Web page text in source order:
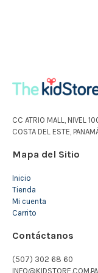
CC ATRIO MALL, NIVEL
COSTA DEL ESTE,
Mapa del Sitio
Inicio
Tienda
Mi cuenta
Carrito
Contáctanos
(507) 302 68 60
INFO@KIDSTORE.COM.PA